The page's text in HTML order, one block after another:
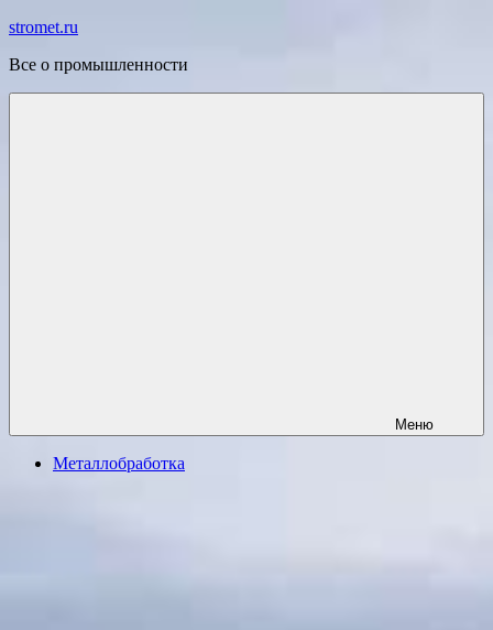
Перейти
содержимому
stromet.ru
Все о промышленности
Меню
Металлобработка